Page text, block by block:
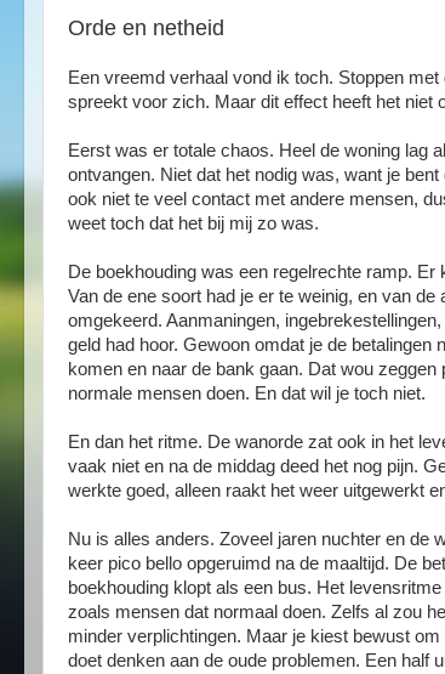
Orde en netheid
Een vreemd verhaal vond ik toch. Stoppen
spreekt voor zich. Maar dit effect heeft het niet
Eerst was er totale chaos. Heel de woning lag
ontvangen. Niet dat het nodig was, want je
ook niet te veel contact met andere mensen,
weet toch dat het bij mij zo was.
De boekhouding was een regelrechte ramp.
Van de ene soort had je er te weinig, en van
omgekeerd. Aanmaningen,
geld had hoor. Gewoon omdat je de betalingen
komen en naar de bank gaan. Dat wou
normale mensen doen. En dat wil je toch niet.
En dan het ritme. De wanorde zat ook in het
vaak niet en na de middag deed het nog pijn.
werkte goed, alleen raakt het weer uitgewerkt
Nu is alles anders. Zoveel jaren nuchter en de
keer pico bello opgeruimd na de maaltijd. De
boekhouding klopt als een bus. Het
zoals mensen dat normaal doen. Zelfs al zou
minder verplichtingen. Maar je kiest bewust
doet denken aan de oude problemen. Een half